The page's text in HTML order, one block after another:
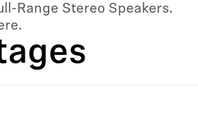
Range Stereo Speakers.